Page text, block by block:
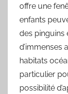
offre une
enfants
des pinguins
d’immenses
habitats
particulier
possibilité